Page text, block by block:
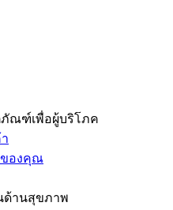
ภัณฑ์เพื่อผู้บริโภค
ของคุณ
ด้านสุขภาพ